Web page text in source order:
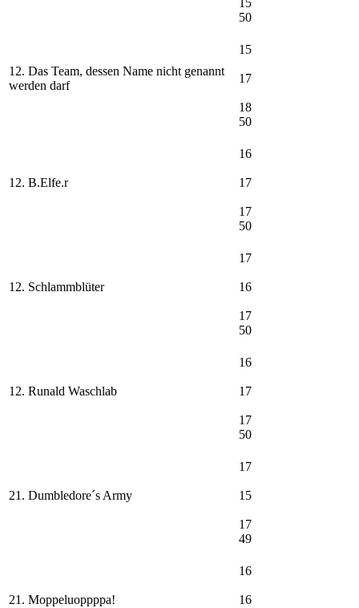
15
50
12. Das Team, dessen Name nicht genannt
werden darf
15
17
18
50
12. B.Elfe.r
16
17
17
50
12. Schlammblüter
17
16
17
50
12. Runald Waschlab
16
17
17
50
21. Dumbledore´s Army
17
15
17
49
21. Moppeluoppppa!
16
16